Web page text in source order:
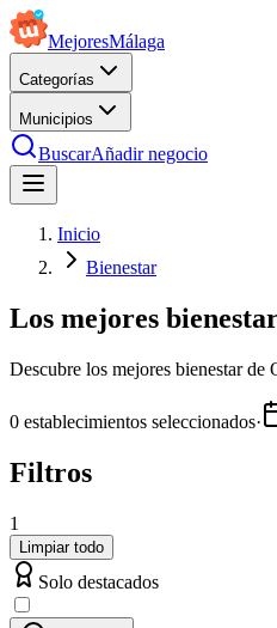
MejoresMálaga
Categorías
Municipios
BuscarAñadir negocio
Inicio
Bienestar
Los mejores
Descubre los mejores bienestar de
0 establecimientos seleccionados·
Filtros
1
Limpiar todo
Solo destacados